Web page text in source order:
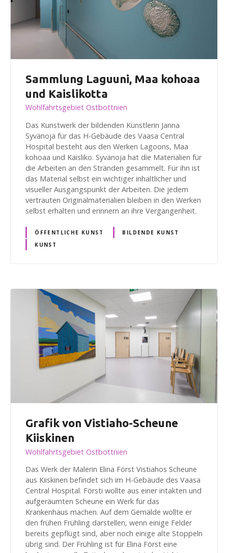
Sammlung Laguuni, Maa kohoaa
und Kaislikotta
Wohlfahrtsgebiet Ostbottnien
Das Kunstwerk der bildenden Künstlerin Janna
Syvänoja für das H-Gebäude des Vaasa Central
Hospital besteht aus den Werken Lagoons, Maa
kohoaa und Kaisliko. Syvänoja hat die Materialien für
die Arbeiten an den Stränden gesammelt. Für ihn ist
das Material selbst ein wichtiger inhaltlicher und
visueller Ausgangspunkt der Arbeiten. Die jedem
vertrauten Originalmaterialien bleiben in den Werken
selbst erhalten und erinnern an ihre Vergangenheit.
ÖFFENTLICHE KUNST
BILDENDE KUNST
KUNST
Grafik von Vistiaho-Scheune
Kiiskinen
Wohlfahrtsgebiet Ostbottnien
Das Werk der Malerin Elina Först Vistiahos Scheune
aus Kiiskinen befindet sich im H-Gebäude des Vaasa
Central Hospital. Försti wollte aus einer intakten und
aufgeräumten Scheune ein Werk für das
Krankenhaus machen. Auf dem Gemälde wollte er
den frühen Frühling darstellen, wenn einige Felder
bereits gepflügt sind, aber noch einige alte Stoppeln
übrig sind. Der Frühling ist für Elina Först eine